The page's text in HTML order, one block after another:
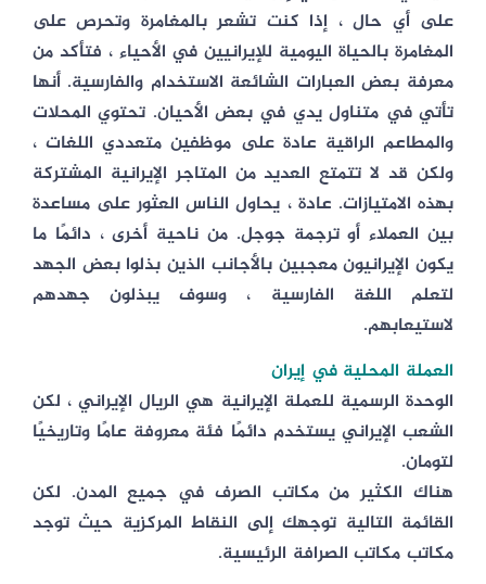
على أي حال ، إذا كنت تشعر بالمغامرة وتحرص على
المغامرة بالحياة اليومية للإيرانيين في الأحياء ، فتأكد من
معرفة بعض العبارات الشائعة الاستخدام والفارسية. أنها
تأتي في متناول يدي في بعض الأحيان. تحتوي المحلات
والمطاعم الراقية عادة على موظفين متعددي اللغات ،
ولكن قد لا تتمتع العديد من المتاجر الإيرانية المشتركة
بهذه الامتيازات. عادة ، يحاول الناس العثور على مساعدة
بين العملاء أو ترجمة جوجل. من ناحية أخرى ، دائمًا ما
يكون الإيرانيون معجبين بالأجانب الذين بذلوا بعض الجهد
لتعلم اللغة الفارسية ، وسوف يبذلون جهدهم
لاستيعابهم.
العملة المحلية في إيران
الوحدة الرسمية للعملة الإيرانية هي الريال الإيراني ، لكن
الشعب الإيراني يستخدم دائمًا فئة معروفة عامًا وتاريخيًا
لتومان.
هناك الكثير من مكاتب الصرف في جميع المدن. لكن
القائمة التالية توجهك إلى النقاط المركزية حيث توجد
مكاتب مكاتب الصرافة الرئيسية.